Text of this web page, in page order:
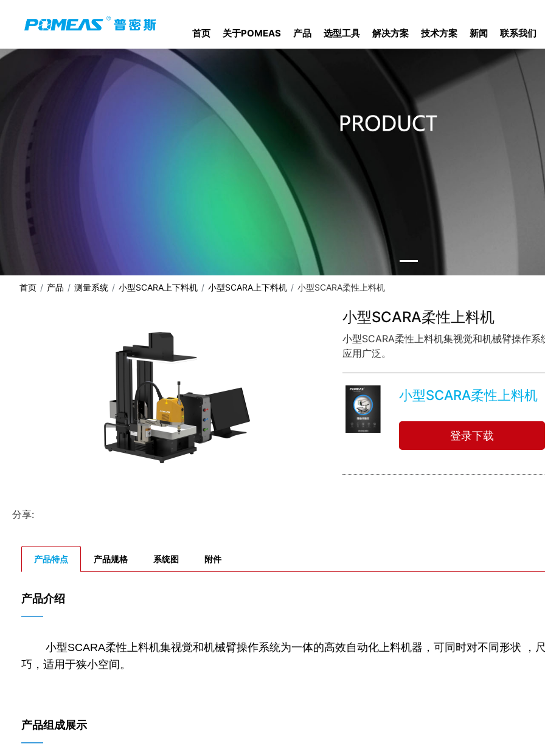
首页 关于POMEAS 产品 选型工具 解决方案 技术方案 新闻 联系我们
首页 产品 测量系统 小型SCARA上下料机 小型SCARA上下料机 小型SCARA柔性上料机
分享:
小型SCARA柔性上料机
小型SCARA柔性上料机集视觉和机械臂操作
应用广泛。
小型SCARA柔性上料机
登录下载
产品特点 产品规格 系统图 附件
产品介绍
——
小型SCARA柔性上料机集视觉和机械臂操作系统为⼀体的高效自动化上料机器，可同时对不同形状 ，
巧，适用于狭小空间。
产品组成展示
——